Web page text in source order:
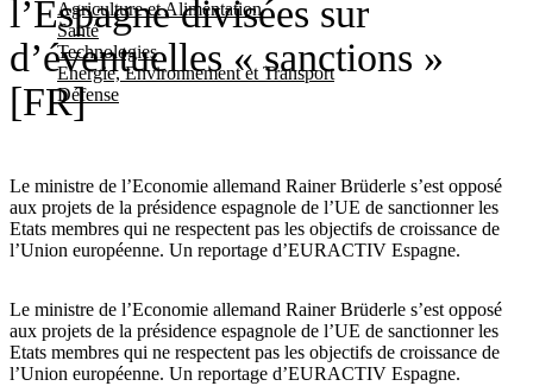
Agriculture et Alimentation
Santé
Technologies
Energie, Environnement et Transport
Défense
l’Espagne divisées sur
d’éventuelles « sanctions »
[FR]
Le ministre de l’Economie allemand Rainer Brüderle s’est opposé
aux projets de la présidence espagnole de l’UE de sanctionner les
Etats membres qui ne respectent pas les objectifs de croissance de
l’Union européenne. Un reportage d’EURACTIV Espagne.
Le ministre de l’Economie allemand Rainer Brüderle s’est opposé
aux projets de la présidence espagnole de l’UE de sanctionner les
Etats membres qui ne respectent pas les objectifs de croissance de
l’Union européenne. Un reportage d’EURACTIV Espagne.